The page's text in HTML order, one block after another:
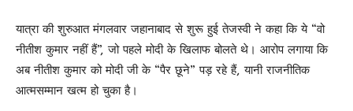
यात्रा की शुरुआत मंगलवार जहानाबाद से शुरू हुई तेजस्वी ने कहा कि ये “वो
नीतीश कुमार नहीं हैं”, जो पहले मोदी के खिलाफ बोलते थे। आरोप लगाया कि
अब नीतीश कुमार को मोदी जी के “पैर छूने” पड़ रहे हैं, यानी राजनीतिक
आत्मसम्मान खत्म हो चुका है।